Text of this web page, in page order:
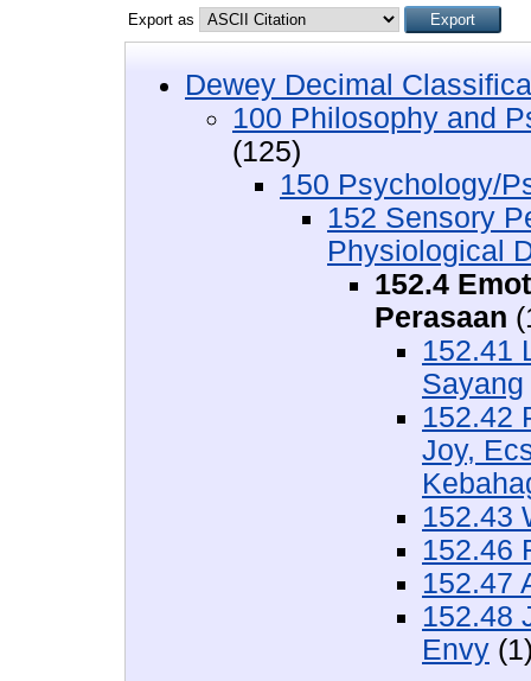
Export as
Dewey Decimal
100 Philosophy and
(125)
150 Psychology/
152 Sensory
Physiological
152.4
Perasaan
152.41
Sayang
152.42
Joy,
152.43
152.46
152.47
152.48
Envy